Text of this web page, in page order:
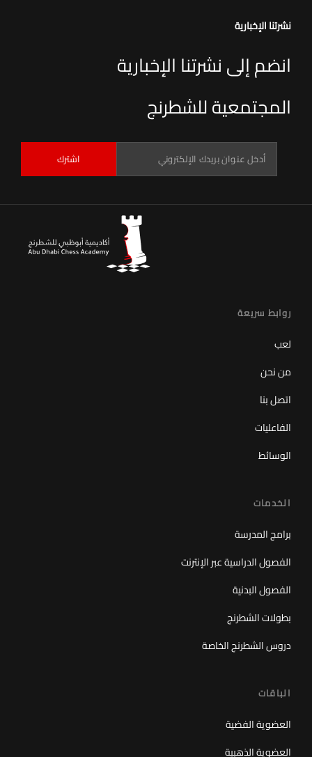
نشرتنا الإخبارية
انضم إلى نشرتنا الإخبارية
المجتمعية للشطرنج
اشترك
روابط سريعة
لعب
من نحن
اتصل بنا
الفاعليات
الوسائط
الخدمات
برامج المدرسة
الفصول الدراسية عبر الإنترنت
الفصول البدنية
بطولات الشطرنج
دروس الشطرنج الخاصة
الباقات
العضوية الفضية
العضوية الذهبية